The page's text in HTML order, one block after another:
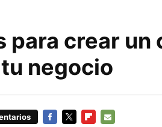
para crear
negocio